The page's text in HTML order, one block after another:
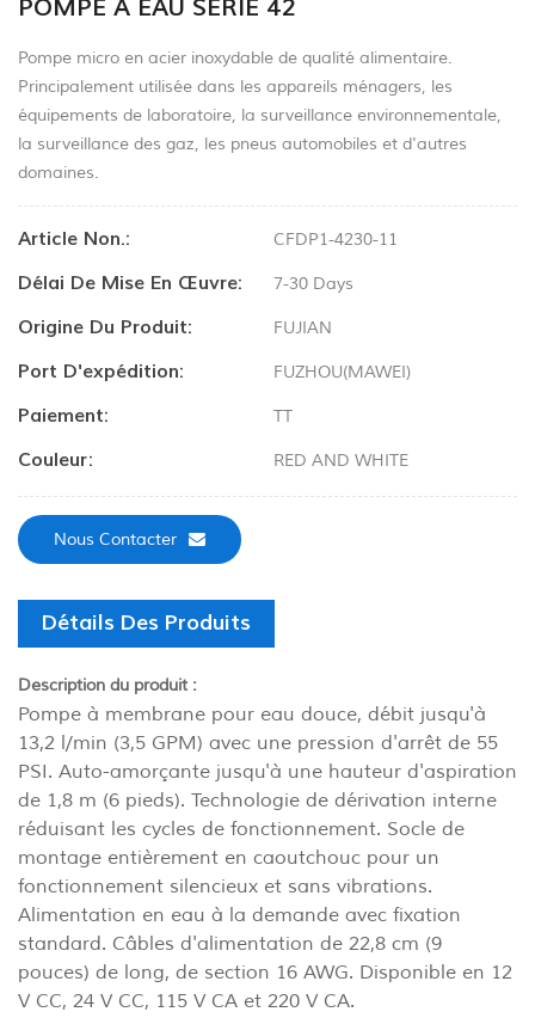
POMPE À EAU SÉRIE 42
Pompe micro en acier inoxydable de qualité alimentaire.
Principalement utilisée dans les appareils ménagers, les
équipements de laboratoire, la surveillance environnementale,
la surveillance des gaz, les pneus automobiles et d'autres
domaines.
Article Non.: CFDP1-4230-11
Délai De Mise En Œuvre: 7-30 Days
Origine Du Produit: FUJIAN
Port D'expédition: FUZHOU(MAWEI)
Paiement: TT
Couleur: RED AND WHITE
Nous Contacter
Détails Des Produits
Description du produit :
Pompe à membrane pour eau douce, débit jusqu'à
13,2 l/min (3,5 GPM) avec une pression d'arrêt de 55
PSI. Auto-amorçante jusqu'à une hauteur d'aspiration
de 1,8 m (6 pieds). Technologie de dérivation interne
réduisant les cycles de fonctionnement. Socle de
montage entièrement en caoutchouc pour un
fonctionnement silencieux et sans vibrations.
Alimentation en eau à la demande avec fixation
standard. Câbles d'alimentation de 22,8 cm (9
pouces) de long, de section 16 AWG. Disponible en 12
V CC, 24 V CC, 115 V CA et 220 V CA.